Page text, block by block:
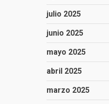
julio 2025
junio 2025
mayo 2025
abril 2025
marzo 2025